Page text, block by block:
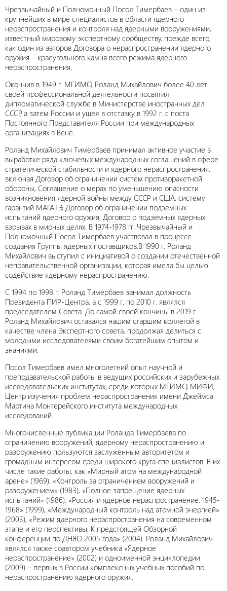
Чрезвычайный и Полномочный Посол Тимербаев – один из
крупнейших в мире специалистов в области ядерного
нераспространения и контроля над ядерными вооружениями,
известный мировому экспертному сообществу, прежде всего,
как один из авторов Договора о нераспространении ядерного
оружия – краеугольного камня всего режима ядерного
нераспространения.
Окончив в 1949 г. МГИМО, Роланд Михайлович более 40 лет
своей профессиональной деятельности посвятил
дипломатической службе в Министерстве иностранных дел
СССР, а затем России и ушел в отставку в 1992 г. с поста
Постоянного Представителя России при международных
организациях в Вене.
Роланд Михайлович Тимербаев принимал активное участие в
выработке ряда ключевых международных соглашений в сфере
стратегической стабильности и ядерного нераспространения,
включая Договор об ограничении систем противоракетной
обороны, Соглашение о мерах по уменьшению опасности
возникновения ядерной войны между СССР и США, систему
гарантий МАГАТЭ, Договор об ограничении подземных
испытаний ядерного оружия, Договор о подземных ядерных
взрывах в мирных целях. В 1974-1978 гг. Чрезвычайный и
Полномочный Посол Тимербаев участвовал в процессе
создания Группы ядерных поставщиков.В 1990 г. Роланд
Михайлович выступил с инициативой о создании отечественной
неправительственной организации, которая имела бы целью
содействие ядерному нераспространению.
С 1994 по 1998 г. Роланд Тимербаев занимал должность
Президента ПИР-Центра, а с 1999 г. по 2010 г. являлся
председателем Совета. До самой своей кончины в 2019 г.
Роланд Михайлович оставался нашим старшим коллегой в
качестве члена Экспертного совета, продолжая делиться с
молодыми исследователями своим богатейшим опытом и
знаниями.
Посол Тимербаев имел многолетний опыт научной и
преподавательской работы в ведущих российских и зарубежных
исследовательских институтах, среди которых МГИМО, МИФИ,
Центр изучения проблем нераспространения имени Джеймса
Мартина Монтерейского института международных
исследований.
Многочисленные публикации Роланда Тимербаева по
ограничению вооружений, ядерному нераспространению и
разоружению пользуются заслуженным авторитетом и
громадным интересом среди широкого круга специалистов. В их
числе такие работы, как «Мирный атом на международной
арене» (1969), «Контроль за ограничением вооружений и
разоружением» (1983), «Полное запрещение ядерных
испытаний» (1986), «Россия и ядерное нераспространение. 1945-
1968» (1999), «Международный контроль над атомной энергией»
(2003), «Режим ядерного нераспространения на современном
этапе и его перспективы. К предстоящей Обзорной
конференции по ДНЯО 2005 года» (2004). Роланд Михайлович
являлся также соавтором учебника «Ядерное
нераспространение» (2002) и одноименной энциклопедии
(2009) – первых в России комплексных учебных пособий по
нераспространению ядерного оружия.